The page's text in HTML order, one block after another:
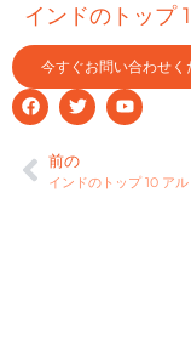
インドのトップ
今すぐお問い合わせく
前の